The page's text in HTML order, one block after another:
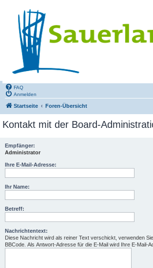
FAQ
Anmelden
Startseite Foren-Übersicht
Kontakt mit der Board-
Empfänger:
Administrator
Ihre E-Mail-Adresse:
Ihr Name:
Betreff:
Nachrichtentext:
Diese Nachricht wird als reiner Text verschickt, verwenden
BBCode. Als Antwort-Adresse für die E-Mail wird Ihre E-Mail-